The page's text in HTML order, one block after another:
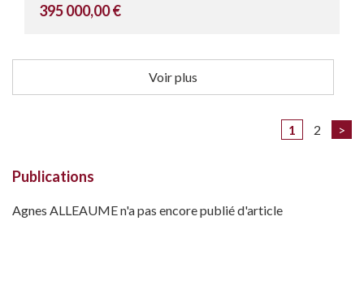
395 000,00 €
Voir plus
1 2 >
Publications
Agnes ALLEAUME n'a pas encore publié d'article